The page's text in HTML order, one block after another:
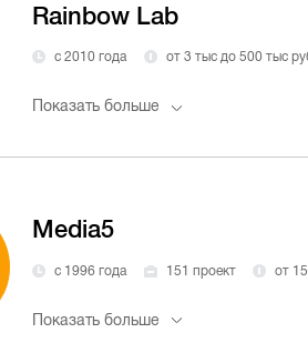
Rainbow Lab
с 2010 года от 3 тыс до 500 тыс
Показать больше
Media5
с 1996 года 151 проект от
Показать больше